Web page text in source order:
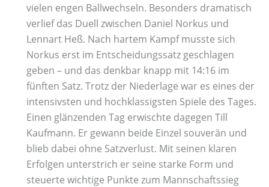
vielen engen Ballwechseln. Besonders dramatisch
verlief das Duell zwischen Daniel Norkus und
Lennart Heß. Nach hartem Kampf musste sich
Norkus erst im Entscheidungssatz geschlagen
geben – und das denkbar knapp mit 14:16 im
fünften Satz. Trotz der Niederlage war es eines der
intensivsten und hochklassigsten Spiele des Tages.
Einen glänzenden Tag erwischte dagegen Till
Kaufmann. Er gewann beide Einzel souverän und
blieb dabei ohne Satzverlust. Mit seinen klaren
Erfolgen unterstrich er seine starke Form und
steuerte wichtige Punkte zum Mannschaftssieg